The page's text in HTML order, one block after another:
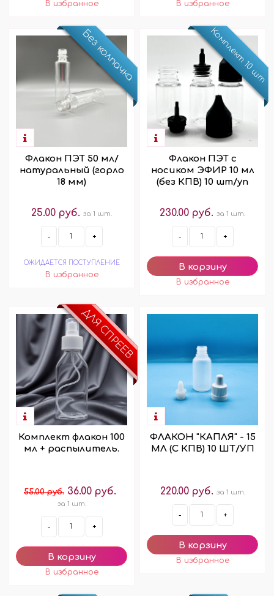
Без колпачка
Флакон ПЭТ 50 мл/
натуральный (горло
18 мм)
25.00 руб. за 1 шт.
- +
ОЖИДАЕТСЯ ПОСТУПЛЕНИЕ
Комплект 10 шт
Флакон ПЭТ с
носиком ЭФИР 10 мл
(без КПВ) 10 шт/уп
230.00 руб. за 1 шт.
- +
ДЛЯ СПРЕЕВ
Комплект флакон 100
мл + распылитель.
55.00 руб. 36.00 руб.
за 1 шт.
- +
ФЛАКОН "КАПЛЯ" - 15
МЛ (С КПВ) 10 ШТ/УП
220.00 руб. за 1 шт.
- +